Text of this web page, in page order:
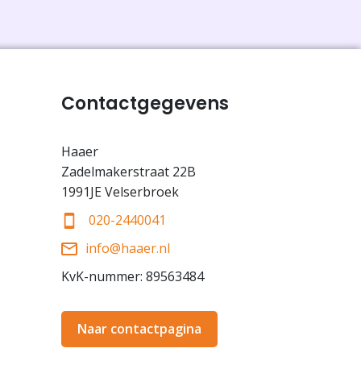
Contactgegevens
Haaer
Zadelmakerstraat 22B
1991JE Velserbroek
020-2440041
info@haaer.nl
KvK-nummer: 89563484
Naar contactpagina